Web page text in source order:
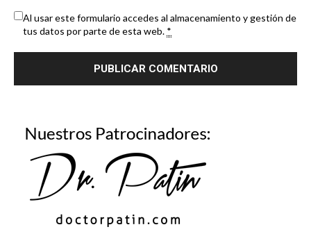
Al usar este formulario accedes al almacenamiento y gestión de
tus datos por parte de esta web. *